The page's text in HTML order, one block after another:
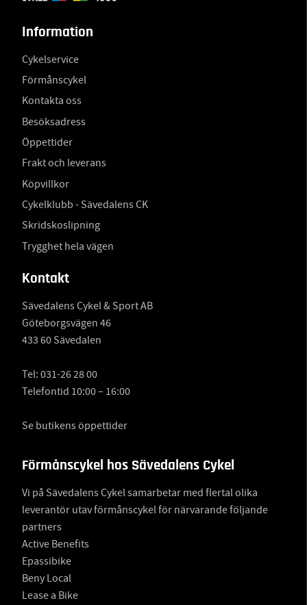
Information
Cykelservice
Förmånscykel
Kontakta oss
Besöksadress
Öppettider
Frakt och leverans
Köpvillkor
Cykelklubb - Sävedalens CK
Skridskoslipning
Trygghet hela vägen
Kontakt
Sävedalens Cykel & Sport AB
Göteborgsvägen 46
433 60 Sävedalen
Tel: 031-26 28 00
Telefontid 10:00 – 16:00
Se butikens öppettider
Förmånscykel hos Sävedalens Cykel
Vi på Sävedalens Cykel samarbetar med flertal olika
leverantör utav förmånscykel för närvarande följande
partners
Active Benefits
Epassibike
Beny Local
Lease a Bike